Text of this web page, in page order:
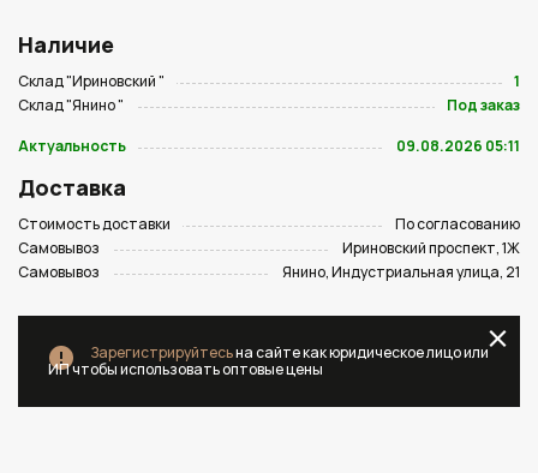
Наличие
Склад "Ириновский "
1
Склад "Янино "
Под заказ
Актуальность
09.08.2026 05:11
Доставка
Стоимость доставки
По согласованию
Самовывоз
Ириновский проспект, 1Ж
Самовывоз
Янино, Индустриальная улица, 21
Зарегистрируйтесьна сайте как юридическое лицо или
ИП чтобы использовать оптовые цены